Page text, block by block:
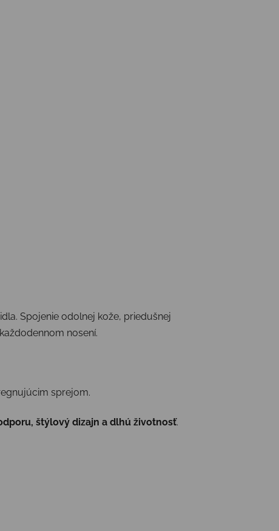
Spojenie odolnej kože, priedušnej
nosení.
sprejom.
štýlový dizajn a dlhú životnosť.